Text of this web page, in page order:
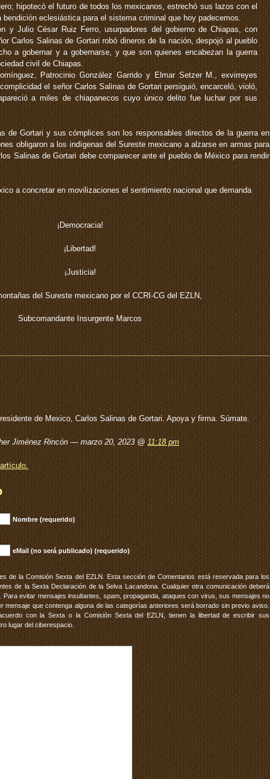
hipotecó el futuro de todos los mexicanos, estrechó sus lazos con el
eclesiástica para el sistema criminal que hoy padecemos.
y Julio César Ruiz Ferro, usurpadores del gobierno de Chiapas, con
Carlos Salinas de Gortari robó dineros de la nación, despojó al pueblo
a gobernar y a gobernarse, y que son quienes encabezan la guerra
civil de Chiapas.
Patrocinio González Garrido y Elmar Setzer M., exvirreyes
el señor Carlos Salinas de Gortari persiguió, encarceló, violó,
a miles de chiapanecos cuyo único delito fue luchar por sus
de Gortari y sus cómplices son los responsables directos de la guerra en
obligaron a los indígenas del Sureste mexicano a alzarse en armas para
Salinas de Gortari debe comparecer ante el pueblo de México para rendir
a concretar en movilizaciones el sentimiento nacional que demanda
¡Democracia!
¡Libertad!
¡Justicia!
del Sureste mexicano por el CCRI-CG del EZLN,
Subcomandante Insurgente Marcos
de Mexico, Carlos Salinas de Gortari. Apoya y firma. Súmate.
Jiménez Rincón — marzo 20, 2023 @ 11:18 pm
Nombre (requerido)
eMail (no será publicado) (requerido)
de la Comisión Sexta del EZLN. Esta sección de Comentarios está reservada para los
de la Sexta Declaración de la Selva Lacandona. Cualquier otra comunicación deberá
evitar mensajes insultantes, spam, propaganda, ataques con virus, sus mensajes no
mensaje que contenga alguna de las categorías anteriores será borrado sin previo aviso.
con la Sexta o la Comisión Sexta del EZLN, tienen la libertad de escribir sus
lugar del ciberespacio.